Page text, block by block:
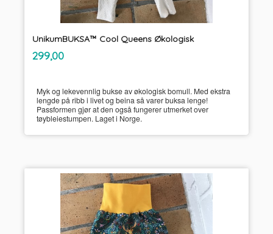
UnikumBUKSA™ Cool Queens Økologisk
Pris
299,00mva.
Myk og lekevennlig bukse av økologisk bomull. Med ekstra
lengde på ribb i livet og beina så varer buksa lenge!
Passformen gjør at den også fungerer utmerket over
tøybleiestumpen. Laget i Norge.